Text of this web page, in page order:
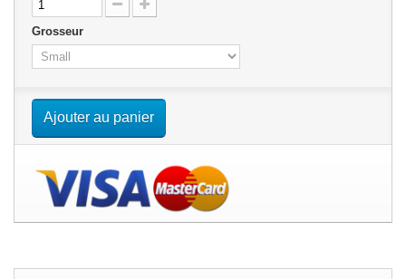
Grosseur
Ajouter au panier